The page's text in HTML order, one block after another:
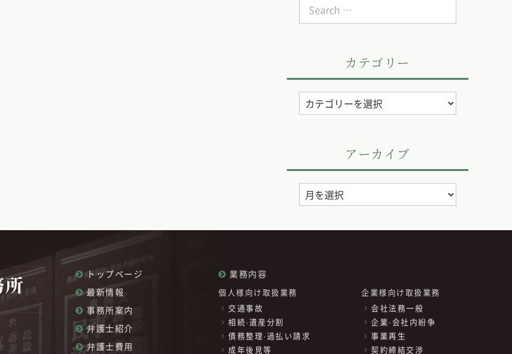
for:
カテゴリー
カ
テ
アーカイブ
ア
ー
トップページ
最新情報
事務所案内
弁護士紹介
弁護士費用
業務内容
個人様向け取扱業務
交通事故
相続·遺産分割
債務整理·過払い請求
成年後見等
企業様向け取扱業務
会社法務一般
企業·会社内紛争
事業再生
契約締結交渉